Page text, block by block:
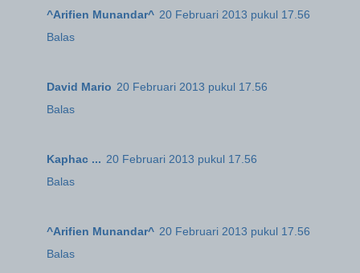
^Arifien Munandar^ 20 Februari 2013 pukul 17.56
Balas
David Mario 20 Februari 2013 pukul 17.56
Balas
Kaphac ... 20 Februari 2013 pukul 17.56
Balas
^Arifien Munandar^ 20 Februari 2013 pukul 17.56
Balas